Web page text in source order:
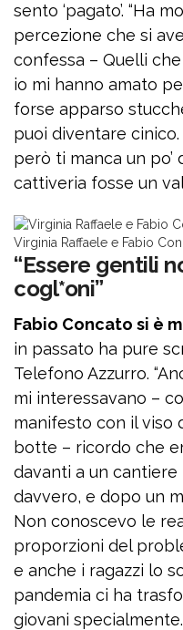
sento ‘pagato’. “Ha
percezione che si
confessa – Quelli
io mi hanno amato
forse apparso
puoi diventare cinico.
però ti manca un po’
cattiveria fosse un
Virginia Raffaele e Fabio
“Essere gentili
cogl*oni”
Fabio Concato si è
in passato ha pure
Telefono Azzurro.
mi interessavano –
manifesto con il viso
botte – ricordo che
davanti a un
davvero, e dopo un
Non conoscevo le
proporzioni del
e anche i ragazzi lo
pandemia ci ha
giovani